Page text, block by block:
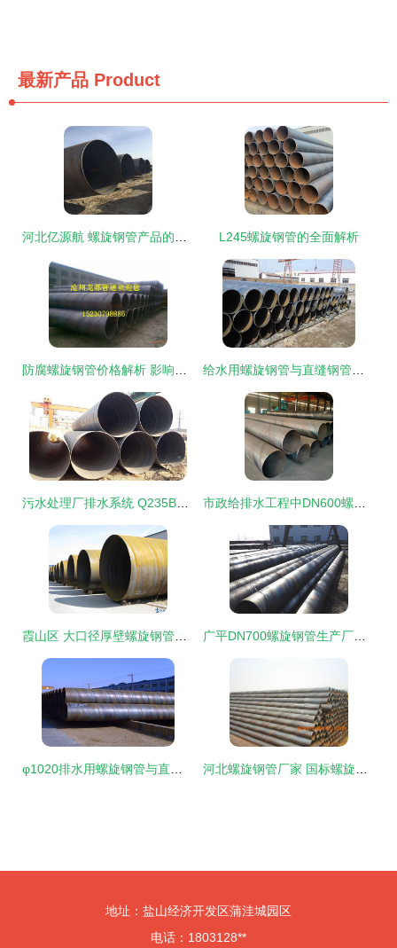
最新产品 Product
L245螺旋钢管的全面解析
地址：盐山经济开发区蒲洼城园区
电话：1803128**